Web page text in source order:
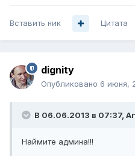
Вставить ник Цитата
dignity
Опубликовано 6 июня,
В 06.06.2013 в 07:37,
Наймите админа!!!